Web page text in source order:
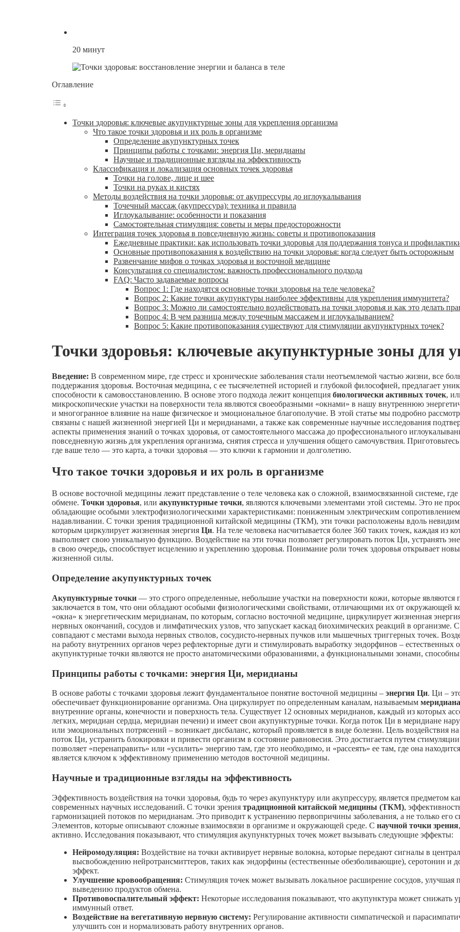
20 минут
Оглавление
Точки здоровья: ключевые акупунктурные зоны для укрепления организма
Что такое точки здоровья и их роль в организме
Определение акупунктурных точек
Принципы работы с точками: энергия Ци, меридианы
Научные и традиционные взгляды на эффективность
Классификация и локализация основных точек здоровья
Точки на голове, лице и шее
Точки на руках и кистях
Методы воздействия на точки здоровья: от акупрессуры до иглоукалывания
Точечный массаж (акупрессура): техника и правила
Иглоукалывание: особенности и показания
Самостоятельная стимуляция: советы и меры предосторожности
Интеграция точек здоровья в повседневную жизнь: советы и противопоказания
Ежедневные практики: как использовать точки здоровья для поддержания тонуса и
Основные противопоказания к воздействию на точки здоровья: когда следует быть осторожным
Развенчание мифов о точках здоровья и восточной медицине
Консультация со специалистом: важность профессионального подхода
FAQ: Часто задаваемые вопросы
Вопрос 1: Где находятся основные точки здоровья на теле человека?
Вопрос 2: Какие точки акупунктуры наиболее эффективны для укрепления иммунитета?
Вопрос 3: Можно ли самостоятельно воздействовать на точки здоровья и как это делать
Вопрос 4: В чем разница между точечным массажем и иглоукалыванием?
Вопрос 5: Какие противопоказания существуют для стимуляции акупунктурных точек?
Точки здоровья: ключевые акупунктурные зоны для
Введение: В современном мире, где стресс и хронические заболевания стали неотъемлемой частью жизни, все
поддержания здоровья. Восточная медицина, с ее тысячелетней историей и глубокой философией, предлагает
способности к самовосстановлению. В основе этого подхода лежит концепция биологически активных точек,
микроскопические участки на поверхности тела являются своеобразными «окнами» в нашу внутреннюю
и многогранное влияние на наше физическое и эмоциональное благополучие. В этой статье мы подробно
связаны с нашей жизненной энергией Ци и меридианами, а также как современные научные исследования
аспекты применения знаний о точках здоровья, от самостоятельного массажа до профессионального
повседневную жизнь для укрепления организма, снятия стресса и улучшения общего самочувствия.
где ваше тело — это карта, а точки здоровья — это ключи к гармонии и долголетию.
Что такое точки здоровья и их роль в организме
В основе восточной медицины лежит представление о теле человека как о сложной, взаимосвязанной системе,
обмене. Точки здоровья, или акупунктурные точки, являются ключевыми элементами этой системы. Это не
обладающие особыми электрофизиологическими характеристиками: пониженным электрическим
надавливании. С точки зрения традиционной китайской медицины (ТКМ), эти точки расположены вдоль
которым циркулирует жизненная энергия Ци. На теле человека насчитывается более 360 таких точек, каждая из
выполняет свою уникальную функцию. Воздействие на эти точки позволяет регулировать поток Ци, устранять
в свою очередь, способствует исцелению и укреплению здоровья. Понимание роли точек здоровья открывает
жизненной силы.
Определение акупунктурных точек
Акупунктурные точки— это строго определенные, небольшие участки на поверхности кожи, которые
заключается в том, что они обладают особыми физиологическими свойствами, отличающими их от окружающей
«окна» к энергетическим меридианам, по которым, согласно восточной медицине, циркулирует жизненная
нервных окончаний, сосудов и лимфатических узлов, что запускает каскад биохимических реакций в организме.
совпадают с местами выхода нервных стволов, сосудисто-нервных пучков или мышечных триггерных точек.
на работу внутренних органов через рефлекторные дуги и стимулировать выработку эндорфинов –
акупунктурные точки являются не просто анатомическими образованиями, а функциональными зонами,
Принципы работы с точками: энергия Ци, меридианы
В основе работы с точками здоровья лежит фундаментальное понятие восточной медицины – энергия Ци. Ци –
обеспечивает функционирование организма. Она циркулирует по определенным каналам, называемым
внутренние органы, конечности и поверхность тела. Существует 12 основных меридианов, каждый из которых
легких, меридиан сердца, меридиан печени) и имеет свои акупунктурные точки. Когда поток Ци в меридиане
или эмоциональных потрясений – возникает дисбаланс, который проявляется в виде болезни. Цель воздействия
поток Ци, устранить блокировки и привести организм в состояние равновесия. Это достигается путем
позволяет «перенаправить» или «усилить» энергию там, где это необходимо, и «рассеять» ее там, где она
является ключом к эффективному применению методов восточной медицины.
Научные и традиционные взгляды на эффективность
Эффективность воздействия на точки здоровья, будь то через акупунктуру или акупрессуру, является
современных научных исследований. С точки зрения традиционной китайской медицины (ТКМ),
гармонизацией потоков по меридианам. Это приводит к устранению первопричины заболевания, а не только
Элементов, которые описывают сложные взаимосвязи в организме и окружающей среде. С научной точки зрения
активно. Исследования показывают, что стимуляция акупунктурных точек может вызывать следующие эффекты:
Нейромодуляция: Воздействие на точки активирует нервные волокна, которые передают сигналы в
высвобождению нейротрансмиттеров, таких как эндорфины (естественные обезболивающие), серотонин и
эффект.
Улучшение кровообращения: Стимуляция точек может вызывать локальное расширение сосудов, улучшая
выведению продуктов обмена.
Противовоспалительный эффект: Некоторые исследования показывают, что акупунктура может снижать
иммунный ответ.
Воздействие на вегетативную нервную систему: Регулирование активности симпатической и
улучшить сон и нормализовать работу внутренних органов.